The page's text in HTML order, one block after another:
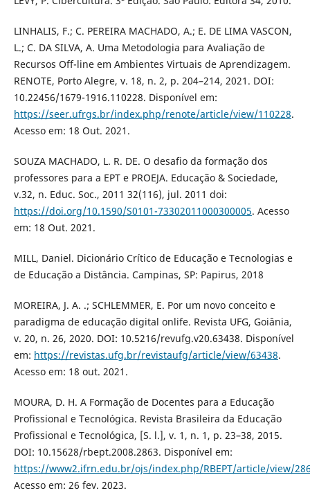
LINHALIS, F.; C. PEREIRA MACHADO, A.; E. DE LIMA VASCON,
L.; C. DA SILVA, A. Uma Metodologia para Avaliação de
Recursos Off-line em Ambientes Virtuais de Aprendizagem.
RENOTE, Porto Alegre, v. 18, n. 2, p. 204–214, 2021. DOI:
10.22456/1679-1916.110228. Disponível em:
https://seer.ufrgs.br/index.php/renote/article/view/110228.
Acesso em: 18 Out. 2021.
SOUZA MACHADO, L. R. DE. O desafio da formação dos
professores para a EPT e PROEJA. Educação & Sociedade,
v.32, n. Educ. Soc., 2011 32(116), jul. 2011 doi:
https://doi.org/10.1590/S0101-73302011000300005. Acesso
em: 18 Out. 2021.
MILL, Daniel. Dicionário Crítico de Educação e Tecnologias e
de Educação a Distância. Campinas, SP: Papirus, 2018
MOREIRA, J. A. .; SCHLEMMER, E. Por um novo conceito e
paradigma de educação digital onlife. Revista UFG, Goiânia,
v. 20, n. 26, 2020. DOI: 10.5216/revufg.v20.63438. Disponível
em: https://revistas.ufg.br/revistaufg/article/view/63438.
Acesso em: 18 out. 2021.
MOURA, D. H. A Formação de Docentes para a Educação
Profissional e Tecnológica. Revista Brasileira da Educação
Profissional e Tecnológica, [S. l.], v. 1, n. 1, p. 23–38, 2015.
DOI: 10.15628/rbept.2008.2863. Disponível em:
https://www2.ifrn.edu.br/ojs/index.php/RBEPT/article/view/
Acesso em: 26 fev. 2023.